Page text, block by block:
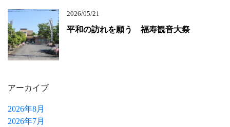
2026/05/21
平和の訪れを願う 福寿観音大祭
アーカイブ
2026年8月
2026年7月